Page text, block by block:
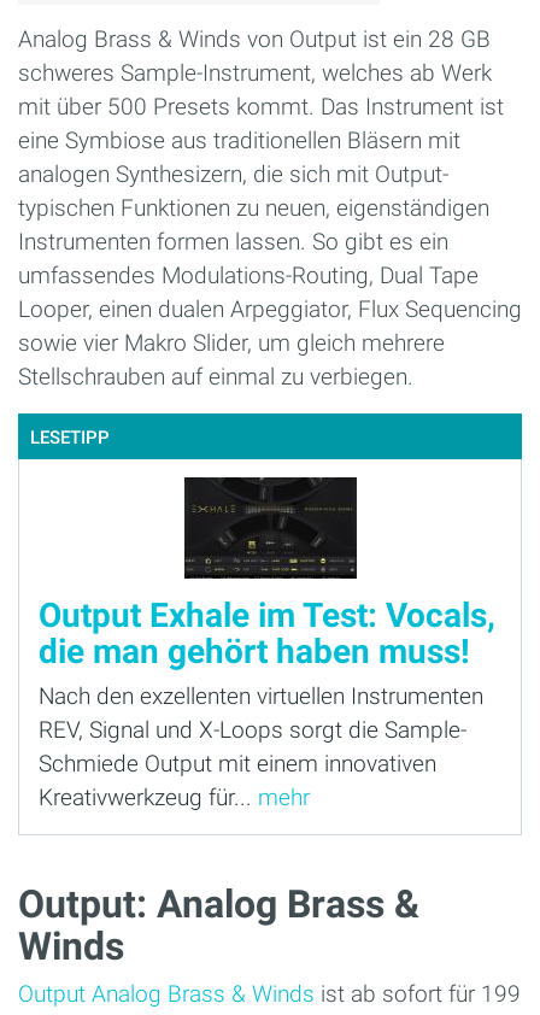
Analog Brass & Winds von Output ist ein 28 GB
schweres Sample-Instrument, welches ab Werk
mit über 500 Presets kommt. Das Instrument ist
eine Symbiose aus traditionellen Bläsern mit
analogen Synthesizern, die sich mit Output-
typischen Funktionen zu neuen, eigenständigen
Instrumenten formen lassen. So gibt es ein
umfassendes Modulations-Routing, Dual Tape
Looper, einen dualen Arpeggiator, Flux Sequencing
sowie vier Makro Slider, um gleich mehrere
Stellschrauben auf einmal zu verbiegen.
LESETIPP
Output Exhale im Test: Vocals,
die man gehört haben muss!
Nach den exzellenten virtuellen Instrumenten
REV, Signal und X-Loops sorgt die Sample-
Schmiede Output mit einem innovativen
Kreativwerkzeug für... mehr
Output: Analog Brass &
Winds
Output Analog Brass & Winds ist ab sofort für 199